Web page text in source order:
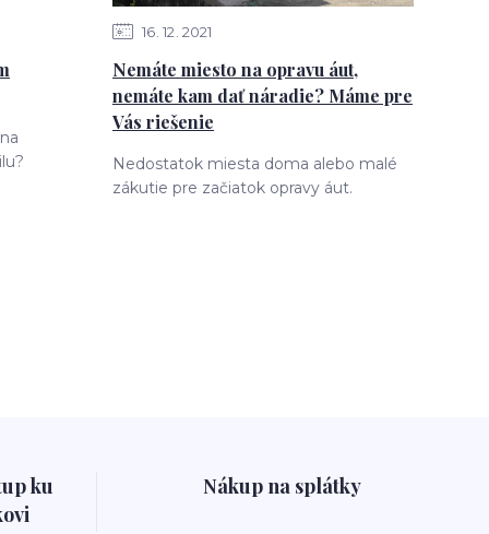
16 12 2021
Nemáte miesto na opravu áut,
nemáte kam dať náradie? Máme pre
Vás riešenie
Nedostatok miesta doma alebo malé
zákutie pre začiatok opravy áut.
ku
Nákup na splátky